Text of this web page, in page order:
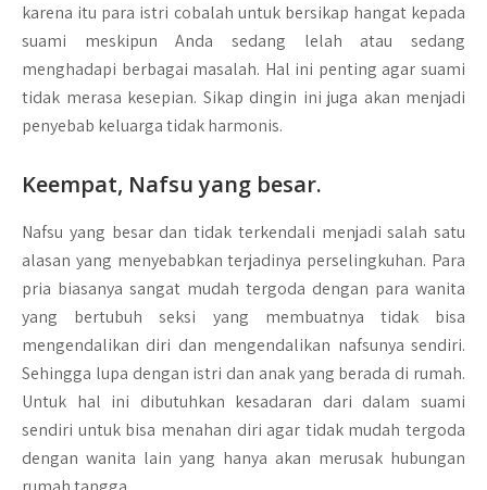
karena itu para istri cobalah untuk bersikap hangat kepada
suami meskipun Anda sedang lelah atau sedang
menghadapi berbagai masalah. Hal ini penting agar suami
tidak merasa kesepian. Sikap dingin ini juga akan menjadi
penyebab keluarga tidak harmonis.
Keempat, Nafsu yang besar.
Nafsu yang besar dan tidak terkendali menjadi salah satu
alasan yang menyebabkan terjadinya perselingkuhan. Para
pria biasanya sangat mudah tergoda dengan para wanita
yang bertubuh seksi yang membuatnya tidak bisa
mengendalikan diri dan mengendalikan nafsunya sendiri.
Sehingga lupa dengan istri dan anak yang berada di rumah.
Untuk hal ini dibutuhkan kesadaran dari dalam suami
sendiri untuk bisa menahan diri agar tidak mudah tergoda
dengan wanita lain yang hanya akan merusak hubungan